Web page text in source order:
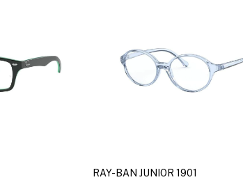
RAY-BAN JUNIOR 1901